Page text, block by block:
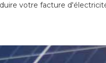
votre facture